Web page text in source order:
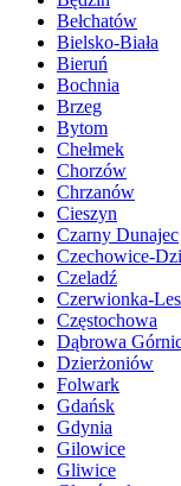
Bełchatów
Bielsko-Biała
Bieruń
Bochnia
Brzeg
Bytom
Chełmek
Chorzów
Chrzanów
Cieszyn
Czarny Dunajec
Czechowice-
Czeladź
Czerwionka-
Częstochowa
Dąbrowa
Dzierżoniów
Folwark
Gdańsk
Gdynia
Gilowice
Gliwice